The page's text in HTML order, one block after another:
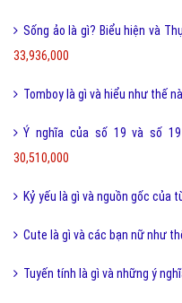
Sống ảo là gì? Biểu hiện và
33,936,000
Tomboy là gì và hiểu như thế
Ý nghĩa của số 19 và số
30,510,000
Kỷ yếu là gì và nguồn gốc của
Cute là gì và các bạn nữ như
Tuyến tính là gì và những ý